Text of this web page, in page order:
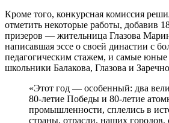
Кроме того, конкурсная комиссия
отметить некоторые работы, добавив
призеров — ​жительница Глазова
написавшая эссе о своей династии с
педагогическим стажем, и самые
​школьники Балакова, Глазова и
«Этот год — ​особенный: два
80‑летие Победы и 80‑летие
промышленности, сплелись в
страны, отрасли, наших городов,